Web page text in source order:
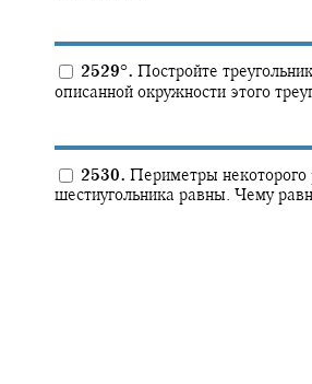
2529°. Постройте треугольник
описанной окружности этого
2530. Периметры некоторого
шестиугольника равны. Чему